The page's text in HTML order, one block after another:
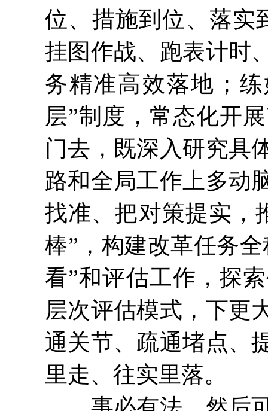
位、措施到位、落实
挂图作战、跑表计时
务精准高效落地；
层”制度，常态化开
门去，既深入研究具
路和全局工作上多动
找准、把对策提实，
棒”，构建改革任务
看”和评估工作，探
层次评估模式，下更
通关节、疏通堵点、
里走、往实里落。